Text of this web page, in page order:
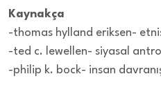
Kaynakça
-thomas hylland eriksen-
-ted c. lewellen- siyasal
-philip k. bock- insan